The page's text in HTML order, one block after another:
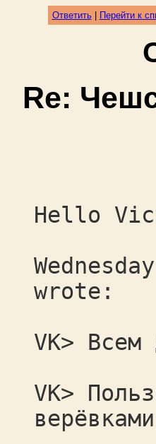
Ответить| Перейти к
Re:
Hello
wrote:
VK> Всем
VK>